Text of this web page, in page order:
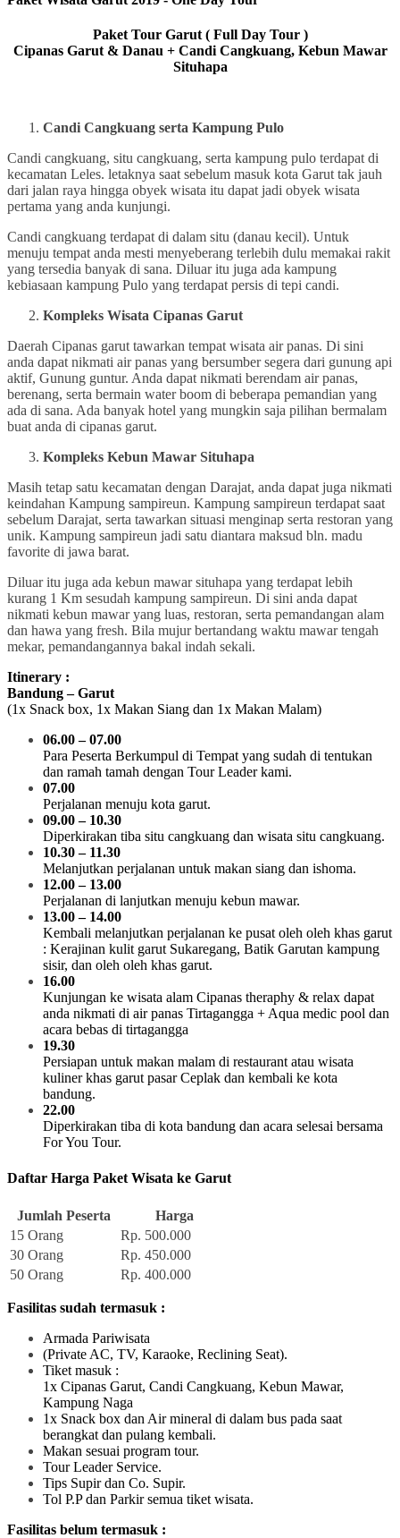
Paket Tour Garut ( Full Day Tour )
Cipanas Garut & Danau + Candi Cangkuang, Kebun Mawar
Situhapa
Candi Cangkuang serta Kampung Pulo
Candi cangkuang, situ cangkuang, serta kampung pulo terdapat di
kecamatan Leles. letaknya saat sebelum masuk kota Garut tak jauh
dari jalan raya hingga obyek wisata itu dapat jadi obyek wisata
pertama yang anda kunjungi.
Candi cangkuang terdapat di dalam situ (danau kecil). Untuk
menuju tempat anda mesti menyeberang terlebih dulu memakai rakit
yang tersedia banyak di sana. Diluar itu juga ada kampung
kebiasaan kampung Pulo yang terdapat persis di tepi candi.
Kompleks Wisata Cipanas Garut
Daerah Cipanas garut tawarkan tempat wisata air panas. Di sini
anda dapat nikmati air panas yang bersumber segera dari gunung api
aktif, Gunung guntur. Anda dapat nikmati berendam air panas,
berenang, serta bermain water boom di beberapa pemandian yang
ada di sana. Ada banyak hotel yang mungkin saja pilihan bermalam
buat anda di cipanas garut.
Kompleks Kebun Mawar Situhapa
Masih tetap satu kecamatan dengan Darajat, anda dapat juga nikmati
keindahan Kampung sampireun. Kampung sampireun terdapat saat
sebelum Darajat, serta tawarkan situasi menginap serta restoran yang
unik. Kampung sampireun jadi satu diantara maksud bln. madu
favorite di jawa barat.
Diluar itu juga ada kebun mawar situhapa yang terdapat lebih
kurang 1 Km sesudah kampung sampireun. Di sini anda dapat
nikmati kebun mawar yang luas, restoran, serta pemandangan alam
dan hawa yang fresh. Bila mujur bertandang waktu mawar tengah
mekar, pemandangannya bakal indah sekali.
Itinerary :
Bandung – Garut
(1x Snack box, 1x Makan Siang dan 1x Makan Malam)
06.00 – 07.00
Para Peserta Berkumpul di Tempat yang sudah di tentukan
dan ramah tamah dengan TourLeader kami.
07.00
Perjalanan menuju kota garut.
09.00 – 10.30
Diperkirakan tiba situ cangkuang dan wisata situ cangkuang.
10.30 – 11.30
Melanjutkan perjalanan untuk makan siang dan ishoma.
12.00 – 13.00
Perjalanan di lanjutkan menuju kebun mawar.
13.00 – 14.00
Kembali melanjutkan perjalanan ke pusat oleh oleh khas garut
: Kerajinan kulit garut Sukaregang, Batik Garutan kampung
sisir, dan oleh oleh khas garut.
16.00
Kunjungan ke wisata alam Cipanas theraphy & relax dapat
anda nikmati di air panas Tirtagangga + Aqua medic pool dan
acara bebas di tirtagangga
19.30
Persiapan untuk makan malam di restaurant atau wisata
kuliner khas garut pasar Ceplak dan kembali ke kota
bandung.
22.00
Diperkirakan tiba di kota bandung dan acara selesai bersama
For You Tour.
Daftar Harga Paket Wisata ke Garut
Jumlah Peserta
Harga
15 Orang
Rp. 500.000
30 Orang
Rp. 450.000
50 Orang
Rp. 400.000
Fasilitas sudah termasuk :
Armada Pariwisata
(Private AC, TV, Karaoke, Reclining Seat).
Tiket masuk :
1x Cipanas Garut, Candi Cangkuang, Kebun Mawar,
Kampung Naga
1x Snack box dan Air mineral di dalam bus pada saat
berangkat dan pulang kembali.
Makan sesuai program tour.
Tour Leader Service.
Tips Supir dan Co. Supir.
Tol P.P dan Parkir semua tiket wisata.
Fasilitas belum termasuk :